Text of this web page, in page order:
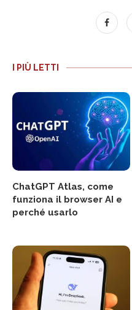
I PIÙ LETTI
ChatGPT Atlas, come
funziona il browser AI e
perché usarlo